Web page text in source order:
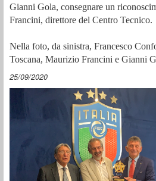
Gianni Gola, consegnare un
Francini, direttore del Centro Tecnico.
Nella foto, da sinistra, Francesco
Toscana, Maurizio Francini e Gianni
25/09/2020